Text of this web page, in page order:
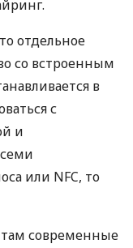
отдельное
со встроенным
в
с
и
или NFC, то
современные